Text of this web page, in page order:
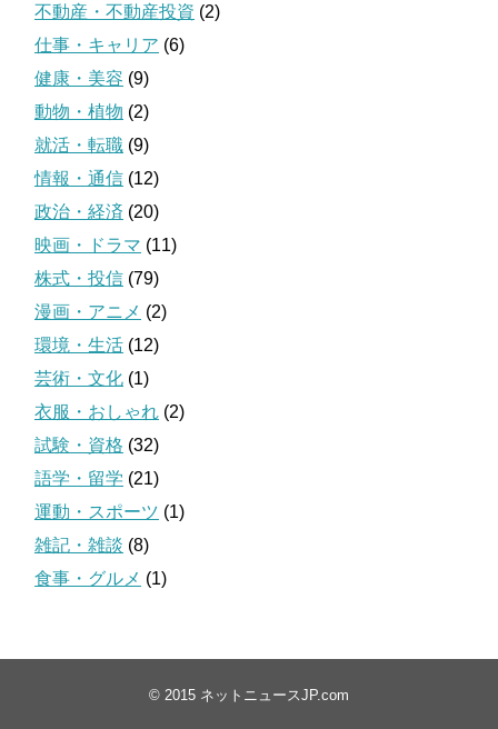
不動産・不動産投資 (2)
仕事・キャリア (6)
健康・美容 (9)
動物・植物 (2)
就活・転職 (9)
情報・通信 (12)
政治・経済 (20)
映画・ドラマ (11)
株式・投信 (79)
漫画・アニメ (2)
環境・生活 (12)
芸術・文化 (1)
衣服・おしゃれ (2)
試験・資格 (32)
語学・留学 (21)
運動・スポーツ (1)
雑記・雑談 (8)
食事・グルメ (1)
© 2015 ネットニュースJP.com